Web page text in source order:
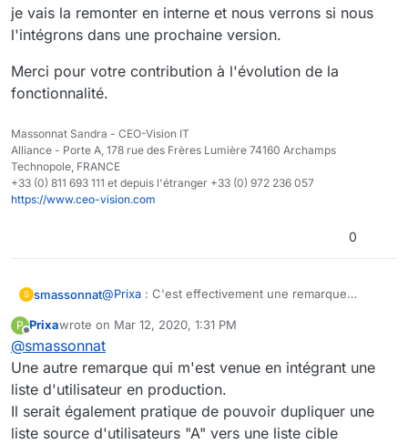
Je m'explique : dans cas d'une multitude de liste
utilisateurs, si les administrateurs changent ou sont
amenés à être modifiés "fréquemment", il faut aller dans
administrateurs... C'est fastidieux et long.
Alors que si on pouvait ajouter une liste d'utilisateurs
suffirait simplement de modifier les membres de la liste
d'utilisateurs ADMIN pour que celle-ci hérite des droits
sur la liste d'utilisateurs.
je vais la remonter en interne et nous verrons si nous
l'intégrons dans une prochaine version.
Merci pour votre contribution à l'évolution de la
fonctionnalité.
Massonnat Sandra - CEO-Vision IT
Alliance - Porte A, 178 rue des Frères Lumière 74160 Archamps
Technopole, FRANCE
+33 (0) 811 693 111 et depuis l'étranger +33 (0) 972 236 057
https://www.ceo-vision.com
0
S smassonnat@Prixa : C'est effectivement une remarque
nous verrons si nous l'intégrons dans une
prochaine version.
Merci pour votre contribution à l'évolution de la
fonctionnalité.
P Prixawrote on Mar 12, 2020, 1:31 PM
last edited by PrixaMar 12, 2020, 2:33 PM
@smassonnat
Une autre remarque qui m'est venue en intégrant une
liste d'utilisateur en production.
Il serait également pratique de pouvoir dupliquer une
liste source d'utilisateurs "A" vers une liste cible